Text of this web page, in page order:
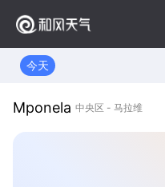
今天
Mponela 中央区 - 马拉维